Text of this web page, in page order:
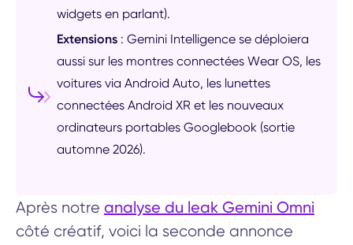
widgets en parlant).
Extensions : Gemini Intelligence se déploiera
aussi sur les montres connectées Wear OS, les
voitures via Android Auto, les lunettes
connectées Android XR et les nouveaux
ordinateurs portables Googlebook (sortie
automne 2026).
Après notre analyse du leak Gemini Omni
côté créatif, voici la seconde annonce